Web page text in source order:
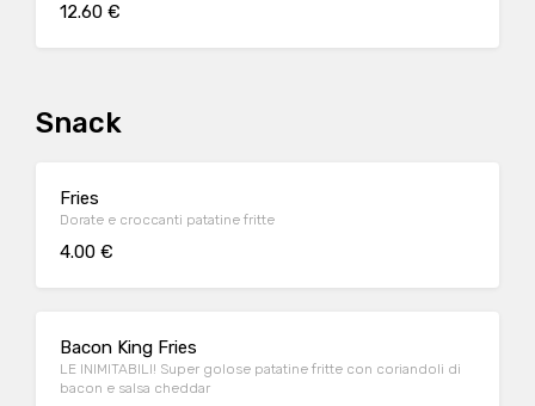
12.60 €
Snack
Fries
Dorate e croccanti patatine fritte
4.00 €
Bacon King Fries
LE INIMITABILI! Super golose patatine fritte con coriandoli di
bacon e salsa cheddar